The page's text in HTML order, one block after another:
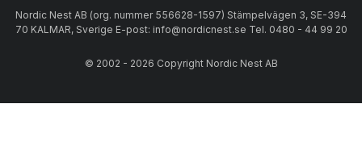
Nordic Nest AB (org. nummer 556628-1597) Stämpelvägen 3, SE-394
70 KALMAR, Sverige E-post: info@nordicnest.se Tel. 0480 - 44 99 20
© 2002 - 2026 Copyright Nordic Nest AB